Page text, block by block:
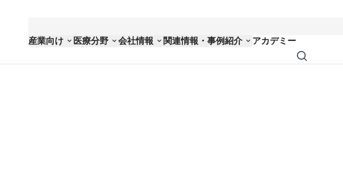
産業向け 医療分野 会社情報 関連情報・事例紹介 アカデミー